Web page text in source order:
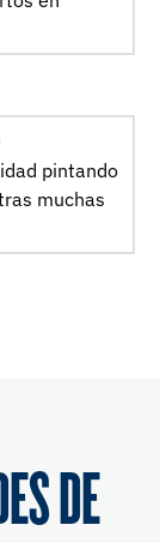
pintando
muchas
DE